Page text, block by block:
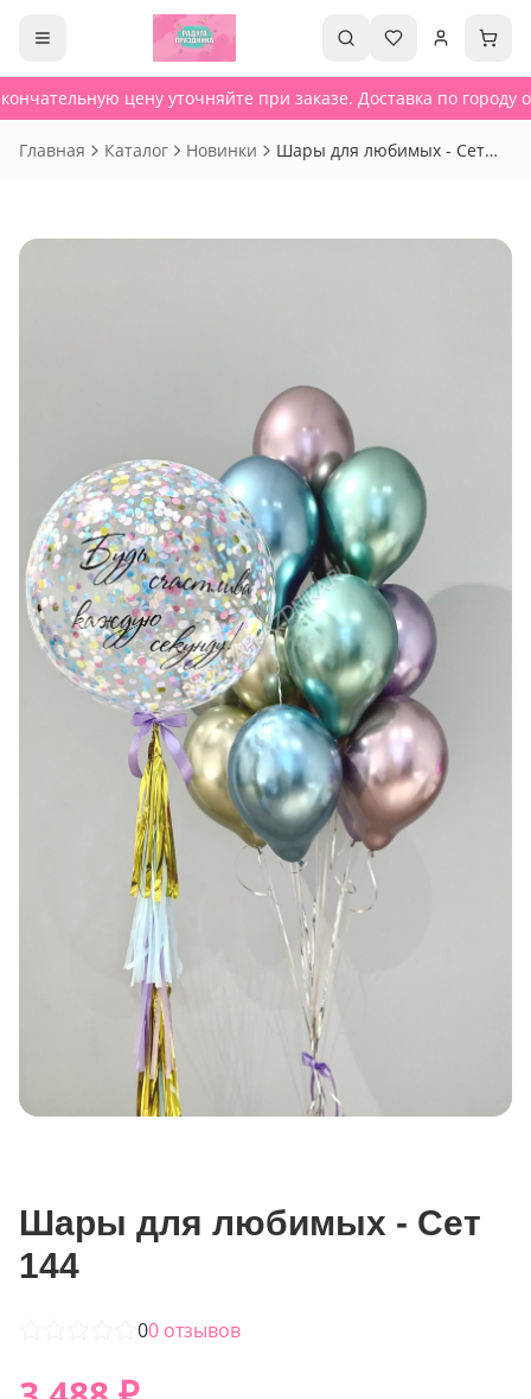
цену уточняйте при заказе. Доставка по городу
Главная Каталог Новинки
Шары для любимых - Сет
Шары для любимых - Сет
144
00 отзывов